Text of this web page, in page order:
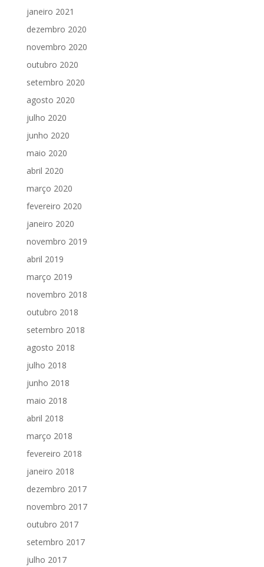
janeiro 2021
dezembro 2020
novembro 2020
outubro 2020
setembro 2020
agosto 2020
julho 2020
junho 2020
maio 2020
abril 2020
março 2020
fevereiro 2020
janeiro 2020
novembro 2019
abril 2019
março 2019
novembro 2018
outubro 2018
setembro 2018
agosto 2018
julho 2018
junho 2018
maio 2018
abril 2018
março 2018
fevereiro 2018
janeiro 2018
dezembro 2017
novembro 2017
outubro 2017
setembro 2017
julho 2017